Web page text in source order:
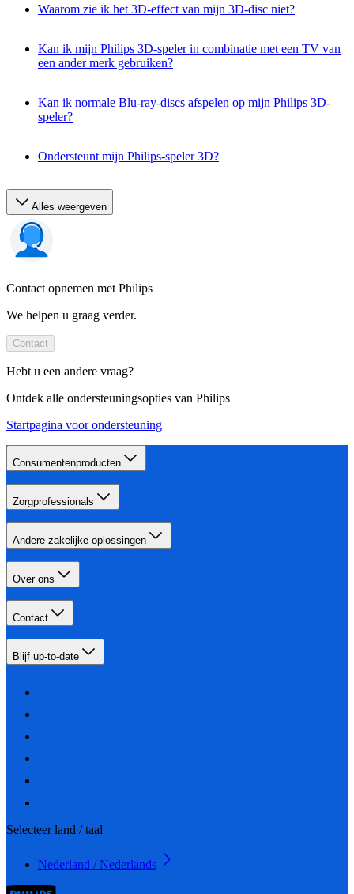
Waarom zie ik het 3D-effect van mijn 3D-disc niet?
Kan ik mijn Philips 3D-speler in combinatie met een TV van
een ander merk gebruiken?
Kan ik normale Blu-ray-discs afspelen op mijn Philips 3D-
speler?
Ondersteunt mijn Philips-speler 3D?
Alles weergeven
Contact opnemen met Philips
We helpen u graag verder.
Contact
Hebt u een andere vraag?
Ontdek alle ondersteuningsopties van Philips
Startpagina voor ondersteuning
Consumentenproducten
Zorgprofessionals
Andere zakelijke oplossingen
Over ons
Contact
Blijf up-to-date
Selecteer land / taal
Nederland / Nederlands